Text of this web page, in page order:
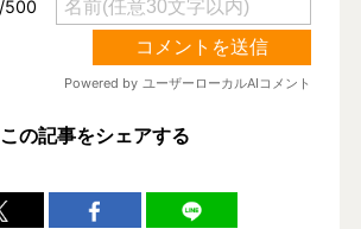
この記事をシェアする